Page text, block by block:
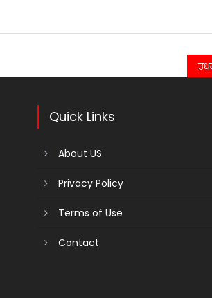
Quick Links
About US
Privacy Policy
Terms of Use
Contact